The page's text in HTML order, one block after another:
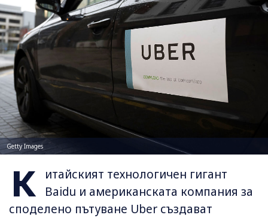
Getty Images
К
итайският технологичен гигант
Baidu и американската компания за
споделено пътуване Uber създават